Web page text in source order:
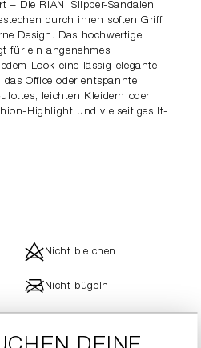
– Die RIANI Slipper-Sandalen
durch ihren soften Griff
Design. Das hochwertige,
für ein angenehmes
Look eine lässig-elegante
Office oder entspannte
leichten Kleidern oder
Highlight und vielseitiges It-
d Nicht bleichen
l Nicht bügeln